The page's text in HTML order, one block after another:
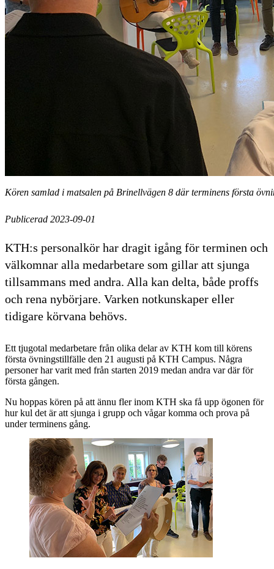
Kören samlad i matsalen på Brinellvägen 8 där terminens första
Publicerad 2023-09-01
KTH:s personalkör har dragit igång för terminen och
välkomnar alla medarbetare som gillar att sjunga
tillsammans med andra. Alla kan delta, både proffs
och rena nybörjare. Varken notkunskaper eller
tidigare körvana behövs.
Ett tjugotal medarbetare från olika delar av KTH kom till körens
första övningstillfälle den 21 augusti på KTH Campus. Några
personer har varit med från starten 2019 medan andra var där för
första gången.
Nu hoppas kören på att ännu fler inom KTH ska få upp ögonen för
hur kul det är att sjunga i grupp och vågar komma och prova på
under terminens gång.